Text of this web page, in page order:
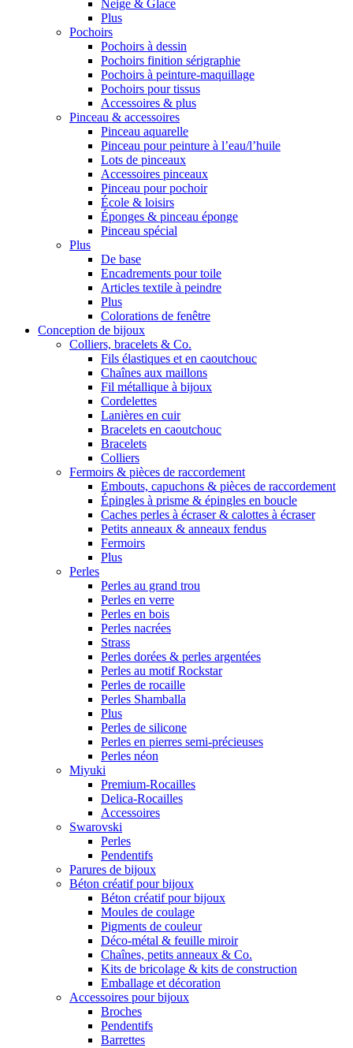
Neige & Glace
Plus
Pochoirs
Pochoirs à dessin
Pochoirs finition sérigraphie
Pochoirs à peinture-maquillage
Pochoirs pour tissus
Accessoires & plus
Pinceau & accessoires
Pinceau aquarelle
Pinceau pour peinture à l’eau/l’huile
Lots de pinceaux
Accessoires pinceaux
Pinceau pour pochoir
École & loisirs
Éponges & pinceau éponge
Pinceau spécial
Plus
De base
Encadrements pour toile
Articles textile à peindre
Plus
Colorations de fenêtre
Conception de bijoux
Colliers, bracelets & Co.
Fils élastiques et en caoutchouc
Chaînes aux maillons
Fil métallique à bijoux
Cordelettes
Lanières en cuir
Bracelets en caoutchouc
Bracelets
Colliers
Fermoirs & pièces de raccordement
Embouts, capuchons & pièces de raccordement
Épingles à prisme & épingles en boucle
Caches perles à écraser & calottes à écraser
Petits anneaux & anneaux fendus
Fermoirs
Plus
Perles
Perles au grand trou
Perles en verre
Perles en bois
Perles nacrées
Strass
Perles dorées & perles argentées
Perles au motif Rockstar
Perles de rocaille
Perles Shamballa
Plus
Perles de silicone
Perles en pierres semi-précieuses
Perles néon
Miyuki
Premium-Rocailles
Delica-Rocailles
Accessoires
Swarovski
Perles
Pendentifs
Parures de bijoux
Béton créatif pour bijoux
Béton créatif pour bijoux
Moules de coulage
Pigments de couleur
Déco-métal & feuille miroir
Chaînes, petits anneaux & Co.
Kits de bricolage & kits de construction
Emballage et décoration
Accessoires pour bijoux
Broches
Pendentifs
Barrettes